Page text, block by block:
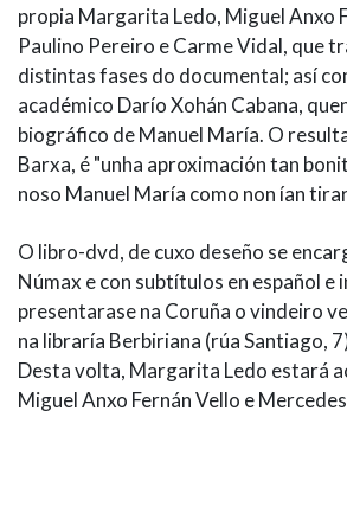
propia Margarita Ledo, Miguel Anxo
Paulino Pereiro e Carme Vidal, que
distintas fases do documental; así
académico Darío Xohán Cabana,
biográfico de Manuel María. O
Barxa, é "unha aproximación tan
noso Manuel María como non ían
O libro-dvd, de cuxo deseño se
Númax e con subtítulos en español e
presentarase na Coruña o vindeiro
na libraría Berbiriana (rúa Santiago,
Desta volta, Margarita Ledo estará
Miguel Anxo Fernán Vello e